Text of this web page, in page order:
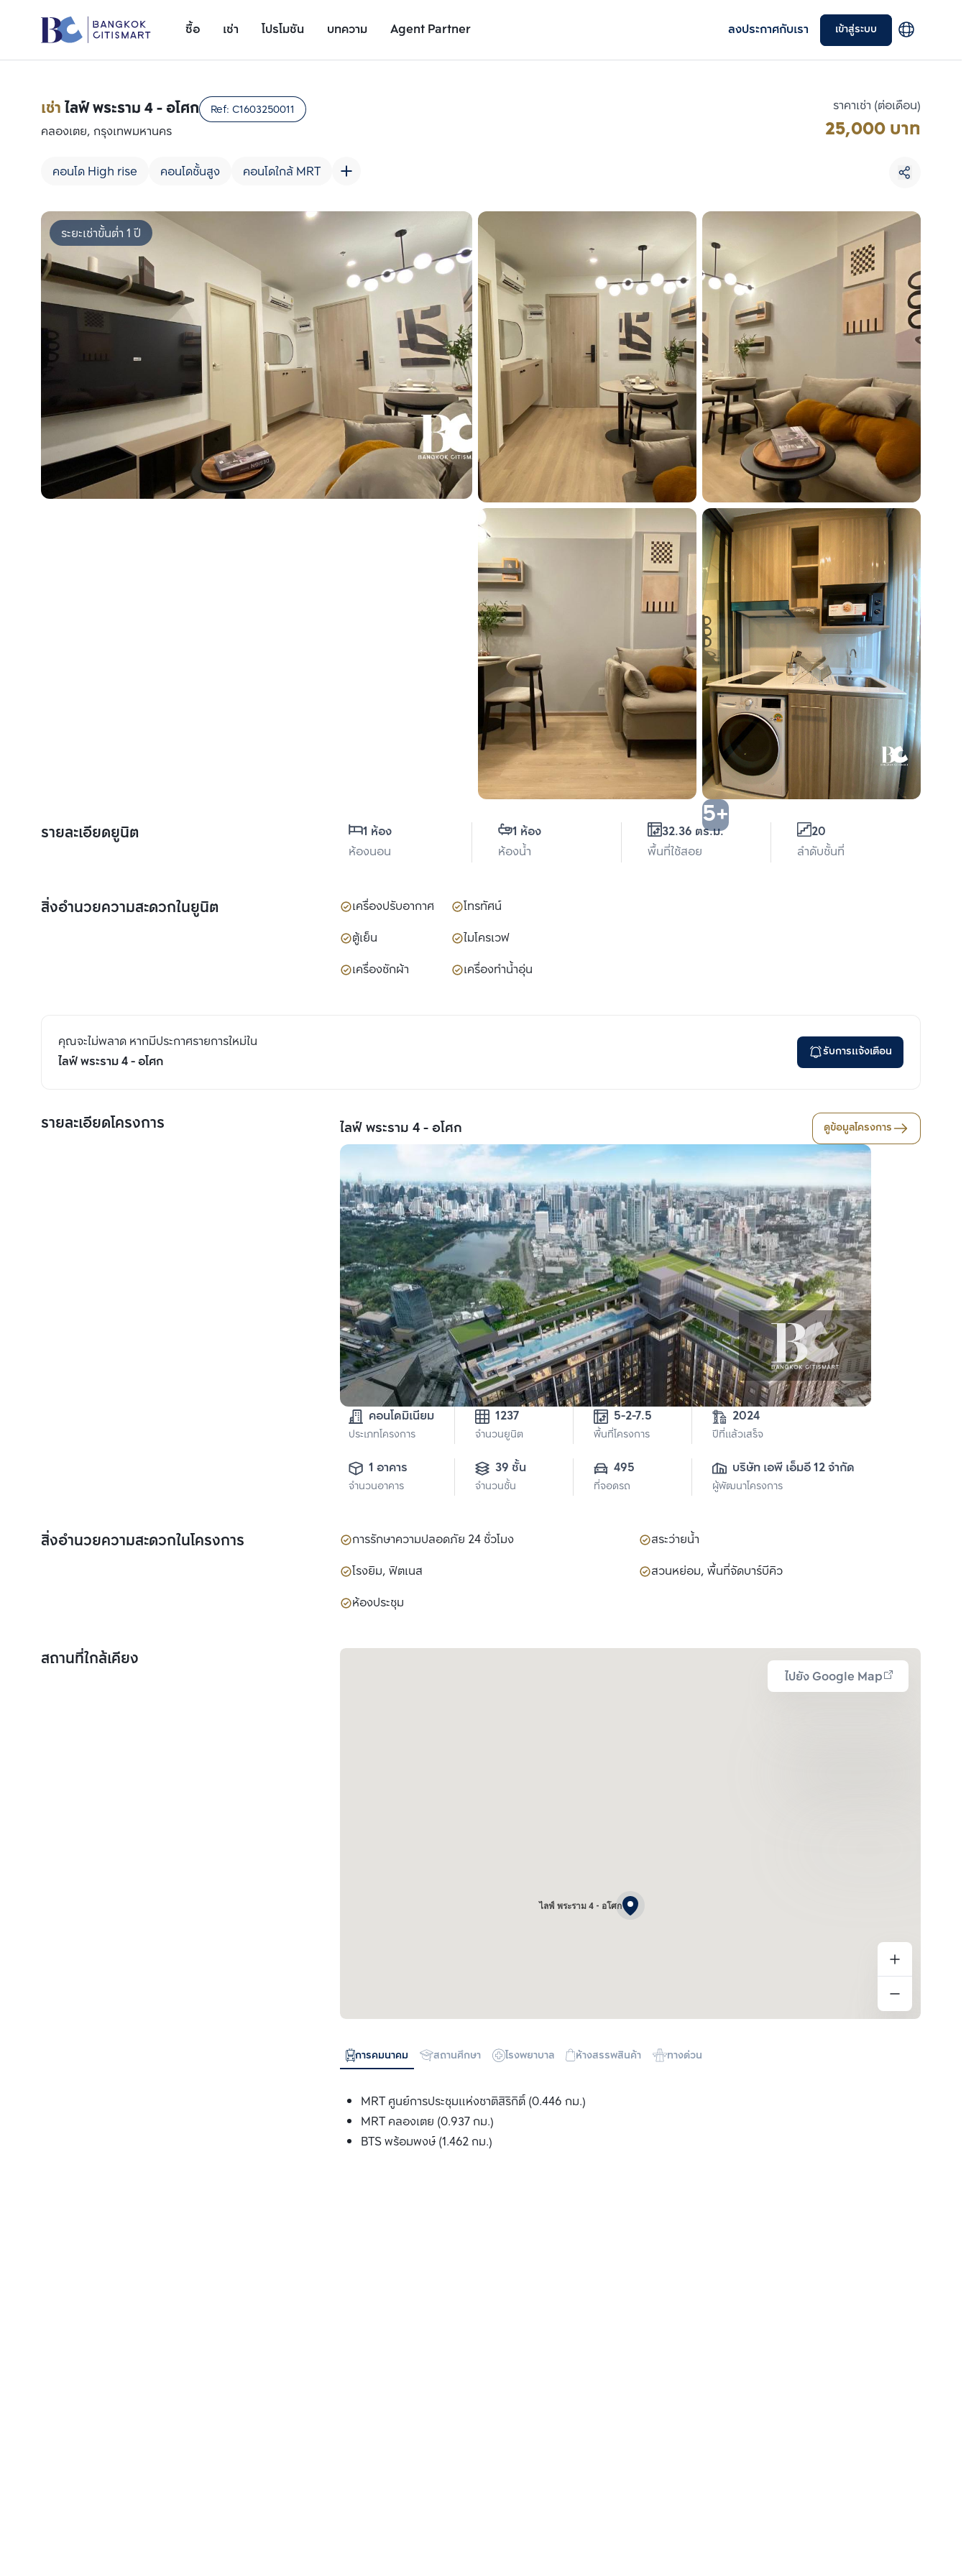
ซื้อ เช่า โปรโมชัน บทความ Agent Partner ลงประกาศกับเรา เข้าสู่ระบบ
รายละเอียดยูนิต
เช่าไลฟ์ พระราม 4 - อโศก Ref: C1603250011
คลองเตย, กรุงเทพมหานคร
คอนโด High rise คอนโดชั้นสูง คอนโดใกล้ MRT
ราคาเช่า (ต่อเดือน)
25,000 บาท
5+
ระยะเช่าขั้นต่ำ 1 ปี
รายละเอียดยูนิต
1 ห้อง
ห้องนอน
1 ห้อง
ห้องน้ำ
32.36 ตร.ม.
พื้นที่ใช้สอย
20
ลำดับชั้นที่
สิ่งอำนวยความสะดวกในยูนิต เครื่องปรับอากาศ
โทรทัศน์
ตู้เย็น
ไมโครเวฟ
เครื่องซักผ้า
เครื่องทำน้ำอุ่น
คุณจะไม่พลาด หากมีประกาศรายการใหม่ใน
ไลฟ์ พระราม 4 - อโศก
รับการแจ้งเตือน
รายละเอียดโครงการ ไลฟ์ พระราม 4 - อโศก ดูข้อมูลโครงการ
คอนโดมิเนียม
ประเภทโครงการ
1237
จำนวนยูนิต
5-2-7.5
พื้นที่โครงการ
2024
ปีที่แล้วเสร็จ
1 อาคาร
จำนวนอาคาร
39 ชั้น
จำนวนชั้น
495
ที่จอดรถ
บริษัท เอพี เอ็มอี 12 จำกัด
ผู้พัฒนาโครงการ
สิ่งอำนวยความสะดวกในโครงการ การรักษาความปลอดภัย 24 ชั่วโมง
สระว่ายน้ำ
โรงยิม, ฟิตเนส
สวนหย่อม, พื้นที่จัดบาร์บีคิว
ห้องประชุม
สถานที่ใกล้เคียง
ไปยัง Google Map
ไลฟ์ พระราม 4 - อโศก
การคมนาคม สถานศึกษา โรงพยาบาล ห้างสรรพสินค้า ทางด่วน
MRT ศูนย์การประชุมแห่งชาติสิริกิติ์ (0.446 กม.)
MRT คลองเตย (0.937 กม.)
BTS พร้อมพงษ์ (1.462 กม.)
เพิ่มยูนิตเปรียบเทียบ
รายการที่ 1
เพิ่มยูนิตเปรียบเทียบ
รายการที่ 2
เพิ่มยูนิตเปรียบเทียบ
รายการที่ 3
เลือกยูนิตเพื่อเปรียบเทียบ
เลือกได้สูงสุด 3 รายการ
เปรียบเทียบ
ลบทั้งหมด